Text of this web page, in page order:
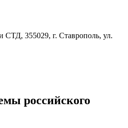
СТД, 355029, г. Ставрополь, ул.
российского